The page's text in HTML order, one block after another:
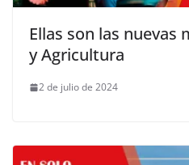
Ellas son las nuevas
y Agricultura
2 de julio de 2024